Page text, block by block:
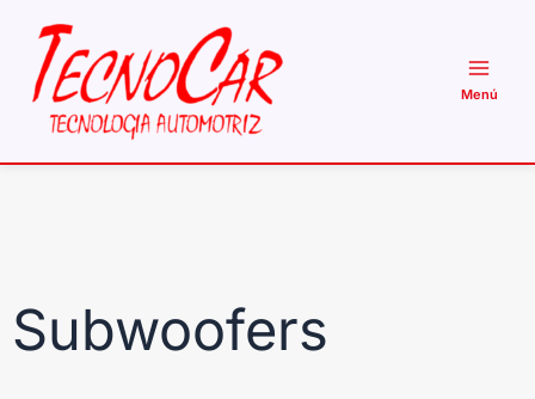
contenido
Subwoofers